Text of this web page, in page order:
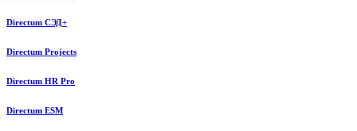
Directum СЭД+
Directum Projects
Directum HR Pro
Directum ESM